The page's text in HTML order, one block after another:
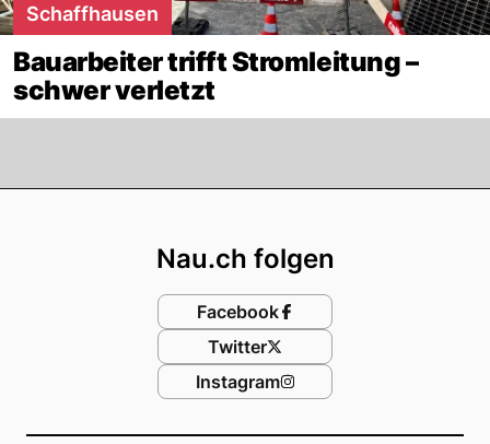
Schaffhausen
Bauarbeiter trifft Stromleitung –
schwer verletzt
Nau.ch folgen
Facebook
Twitter
Instagram